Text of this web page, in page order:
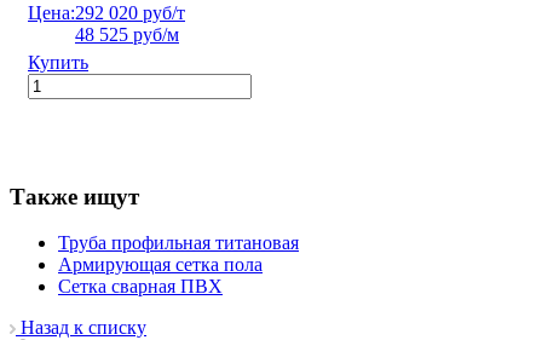
Цена:292 020 руб/т
48 525 руб/м
Купить
Также ищут
Труба профильная титановая
Армирующая сетка пола
Сетка сварная ПВХ
Назад к списку